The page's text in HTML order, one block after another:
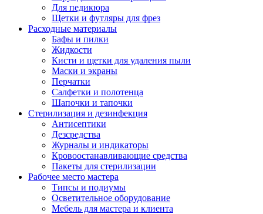
Для педикюра
Щетки и футляры для фрез
Расходные материалы
Бафы и пилки
Жидкости
Кисти и щетки для удаления пыли
Маски и экраны
Перчатки
Салфетки и полотенца
Шапочки и тапочки
Стерилизация и дезинфекция
Антисептики
Дезсредства
Журналы и индикаторы
Кровоостанавливающие средства
Пакеты для стерилизации
Рабочее место мастера
Типсы и подиумы
Осветительное оборудование
Мебель для мастера и клиента